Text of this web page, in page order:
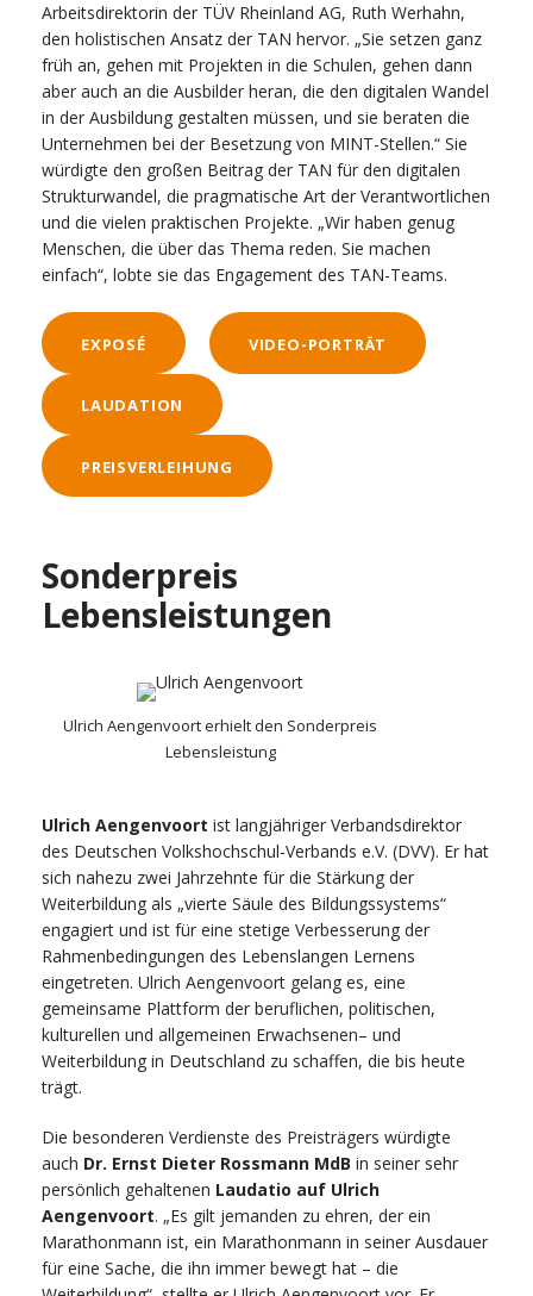
Arbeitsdirektorin der TÜV Rheinland AG, Ruth Werhahn,
den holistischen Ansatz der TAN hervor. „Sie setzen ganz
früh an, gehen mit Projekten in die Schulen, gehen dann
aber auch an die Ausbilder heran, die den digitalen Wandel
in der Ausbildung gestalten müssen, und sie beraten die
Unternehmen bei der Besetzung von MINT-Stellen.“ Sie
würdigte den großen Beitrag der TAN für den digitalen
Strukturwandel, die pragmatische Art der Verantwortlichen
und die vielen praktischen Projekte. „Wir haben genug
Menschen, die über das Thema reden. Sie machen
einfach“, lobte sie das Engagement des TAN-Teams.
EXPOSÉ VIDEO-PORTRÄT
LAUDATION
PREISVERLEIHUNG
Sonderpreis
Lebensleistungen
Ulrich Aengenvoort erhielt den Sonderpreis
Lebensleistung
Ulrich Aengenvoort ist langjähriger Verbandsdirektor
des Deutschen Volkshochschul-Verbands e.V. (DVV). Er hat
sich nahezu zwei Jahrzehnte für die Stärkung der
Weiterbildung als „vierte Säule des Bildungssystems“
engagiert und ist für eine stetige Verbesserung der
Rahmenbedingungen des Lebenslangen Lernens
eingetreten. Ulrich Aengenvoort gelang es, eine
gemeinsame Plattform der beruflichen, politischen,
kulturellen und allgemeinen Erwachsenen– und
Weiterbildung in Deutschland zu schaffen, die bis heute
trägt.
Die besonderen Verdienste des Preisträgers würdigte
auch Dr. Ernst Dieter Rossmann MdB in seiner sehr
persönlich gehaltenen Laudatio auf Ulrich
Aengenvoort. „Es gilt jemanden zu ehren, der ein
Marathonmann ist, ein Marathonmann in seiner Ausdauer
für eine Sache, die ihn immer bewegt hat – die